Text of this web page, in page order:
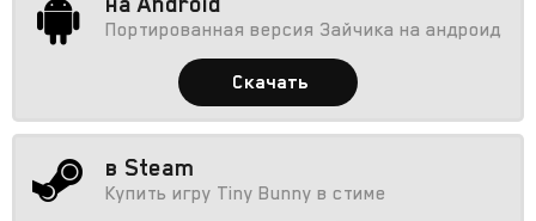
Портированная версия Зайчика на андроид
Скачать
в Steam
Купить игру Tiny Bunny в стиме